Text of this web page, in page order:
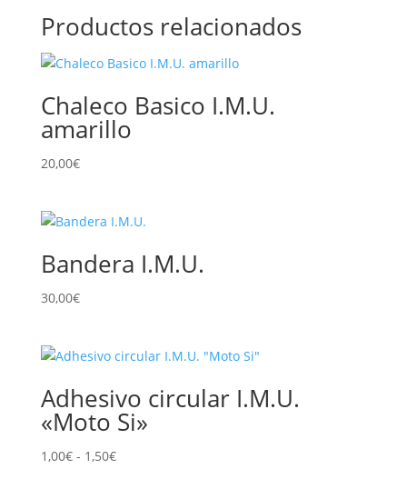
Productos relacionados
Chaleco Basico I.M.U.
amarillo
20,00€
Bandera I.M.U.
30,00€
Adhesivo circular I.M.U.
«Moto Si»
1,00€ - 1,50€Rango